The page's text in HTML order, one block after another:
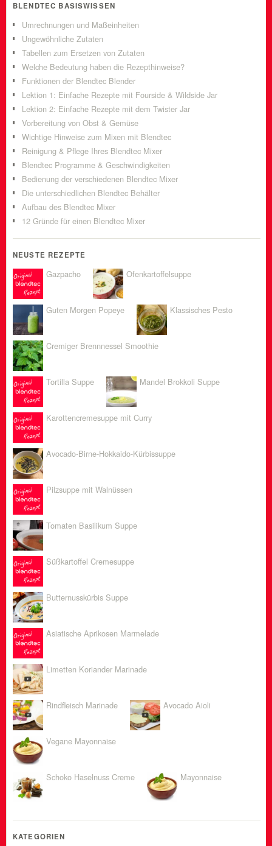
BLENDTEC BASISWISSEN
Umrechnungen und Maßeinheiten
Ungewöhnliche Zutaten
Tabellen zum Ersetzen von Zutaten
Welche Bedeutung haben die Rezepthinweise?
Funktionen der Blendtec Blender
Lektion 1: Einfache Rezepte mit Fourside & Wildside Jar
Lektion 2: Einfache Rezepte mit dem Twister Jar
Vorbereitung von Obst & Gemüse
Wichtige Hinweise zum Mixen mit Blendtec
Reinigung & Pflege Ihres Blendtec Mixer
Blendtec Programme & Geschwindigkeiten
Bedienung der verschiedenen Blendtec Mixer
Die unterschiedlichen Blendtec Behälter
Aufbau des Blendtec Mixer
12 Gründe für einen Blendtec Mixer
NEUSTE REZEPTE
Gazpacho Ofenkartoffelsuppe
Guten Morgen Popeye Klassisches Pesto
Cremiger Brennnessel Smoothie
Tortilla Suppe Mandel Brokkoli Suppe
Karottencremesuppe mit Curry
Avocado-Birne-Hokkaido-Kürbissuppe
Pilzsuppe mit Walnüssen
Tomaten Basilikum Suppe
Süßkartoffel Cremesuppe
Butternusskürbis Suppe
Asiatische Aprikosen Marmelade
Limetten Koriander Marinade
Rindfleisch Marinade Avocado Aioli
Vegane Mayonnaise
Schoko Haselnuss Creme Mayonnaise
KATEGORIEN